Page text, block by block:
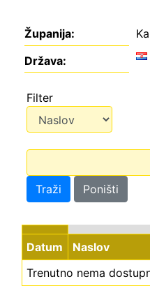
Županija:
Država:
Filter
Traži Poništi
Datum Naslov
Trenutno nema